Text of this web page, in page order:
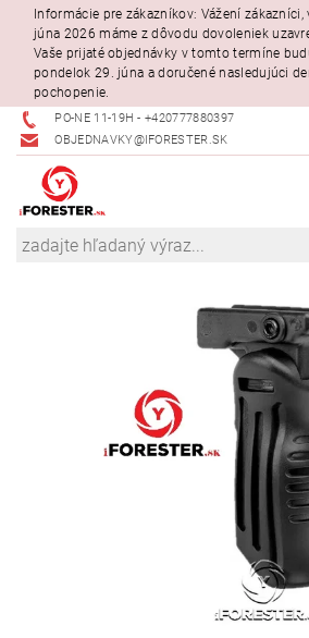
Informácie pre zákazníkov: Vážení
júna 2026 máme z dôvodu dovoleniek
Vaše prijaté objednávky v tomto termíne
pondelok 29. júna a doručené nasledujúci
pochopenie.
PO-NE 11-19H - +420777880397
OBJEDNAVKY@IFORESTER.SK